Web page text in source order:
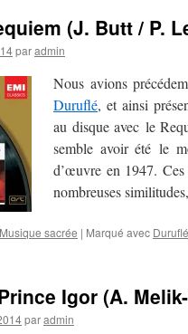
(J. Butt / P.
paradmin
Nous avions
Duruflé, et ainsi
au disque avec le
semble avoir été le
d’œuvre en 1947.
nombreuses
Musique sacrée | Marqué avec Duruflé
Igor (A.
paradmin